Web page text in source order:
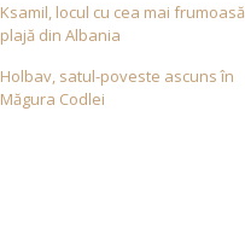
Ksamil, locul cu cea mai frumoasă
plajă din Albania
Holbav, satul-poveste ascuns în
Măgura Codlei